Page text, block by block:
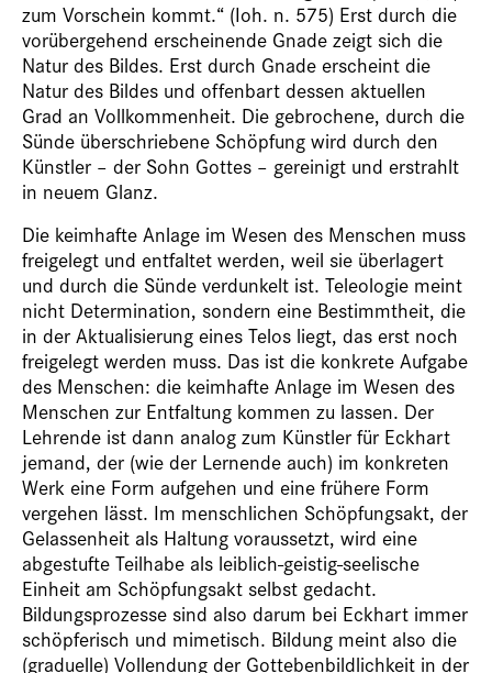
zum Vorschein kommt.“ (Ioh. n. 575) Erst durch die
vorübergehend erscheinende Gnade zeigt sich die
Natur des Bildes. Erst durch Gnade erscheint die
Natur des Bildes und offenbart dessen aktuellen
Grad an Vollkommenheit. Die gebrochene, durch die
Sünde überschriebene Schöpfung wird durch den
Künstler – der Sohn Gottes – gereinigt und erstrahlt
in neuem Glanz.
Die keimhafte Anlage im Wesen des Menschen muss
freigelegt und entfaltet werden, weil sie überlagert
und durch die Sünde verdunkelt ist. Teleologie meint
nicht Determination, sondern eine Bestimmtheit, die
in der Aktualisierung eines Telos liegt, das erst noch
freigelegt werden muss. Das ist die konkrete Aufgabe
des Menschen: die keimhafte Anlage im Wesen des
Menschen zur Entfaltung kommen zu lassen. Der
Lehrende ist dann analog zum Künstler für Eckhart
jemand, der (wie der Lernende auch) im konkreten
Werk eine Form aufgehen und eine frühere Form
vergehen lässt. Im menschlichen Schöpfungsakt, der
Gelassenheit als Haltung voraussetzt, wird eine
abgestufte Teilhabe als leiblich-geistig-seelische
Einheit am Schöpfungsakt selbst gedacht.
Bildungsprozesse sind also darum bei Eckhart immer
schöpferisch und mimetisch. Bildung meint also die
(graduelle) Vollendung der Gottebenbildlichkeit in der